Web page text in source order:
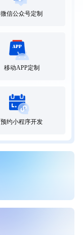
微信公众号定制
移动APP定制
预约小程序开发